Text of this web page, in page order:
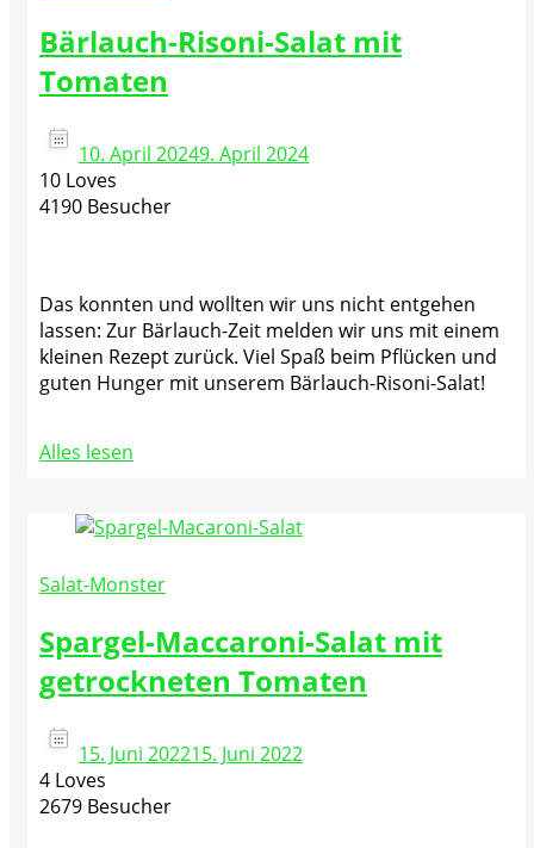
Bärlauch-Risoni-Salat mit
Tomaten
10. April 20249. April 2024
10 Loves
4190 Besucher
Das konnten und wollten wir uns nicht entgehen
lassen: Zur Bärlauch-Zeit melden wir uns mit einem
kleinen Rezept zurück. Viel Spaß beim Pflücken und
guten Hunger mit unserem Bärlauch-Risoni-Salat!
Alles lesen
Salat-Monster
Spargel-Maccaroni-Salat mit
getrockneten Tomaten
15. Juni 202215. Juni 2022
4 Loves
2679 Besucher